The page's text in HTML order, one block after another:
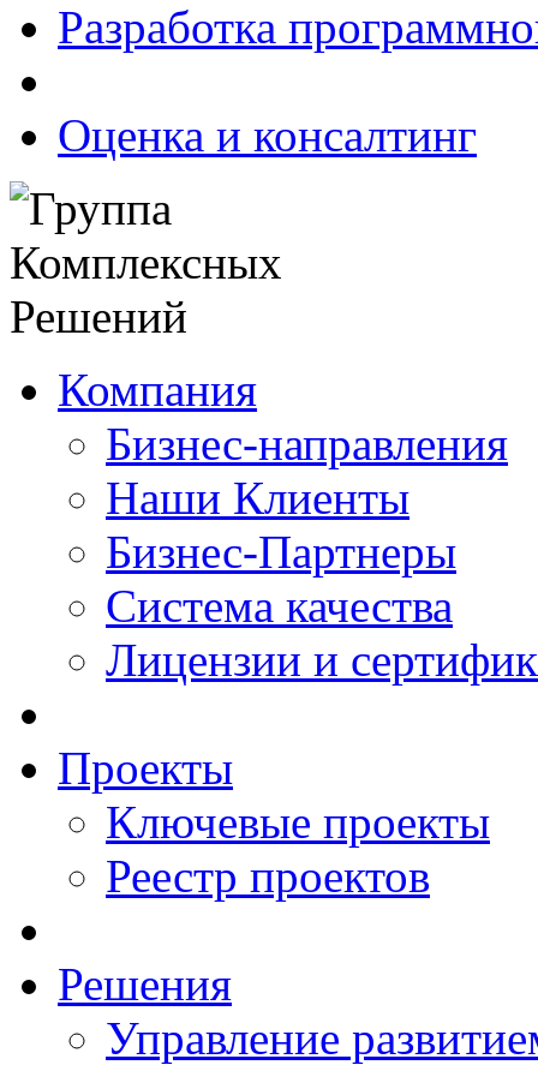
Разработка
Оценка и консалтинг
Компания
Бизнес-направления
Наши Клиенты
Бизнес-Партнеры
Система качества
Лицензии и
Проекты
Ключевые проекты
Реестр проектов
Решения
Управление